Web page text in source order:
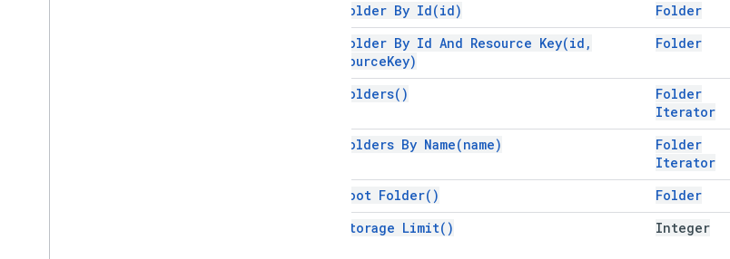
get Folder By Id(id) Folder
get Folder By Id And Resource Key(id ,
resourceKey)
Folder
Folders( )
Folder
Iterator
get Folders By Name(name)
Folder
Iterator
get Root Folder( ) Folder
get Storage Limit( ) Integer